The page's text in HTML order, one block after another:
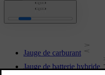
Jauge de carburant
Jauge de batterie hybride